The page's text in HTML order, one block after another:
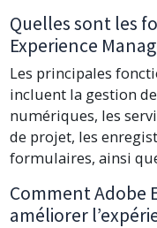
Quelles sont les
Experience
Les principales
incluent la gestion
numériques, les
de projet, les
formulaires, ainsi
Comment Adobe
améliorer